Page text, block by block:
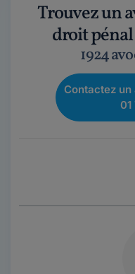
Trouvez un
droit pénal
1924
Contactez
01